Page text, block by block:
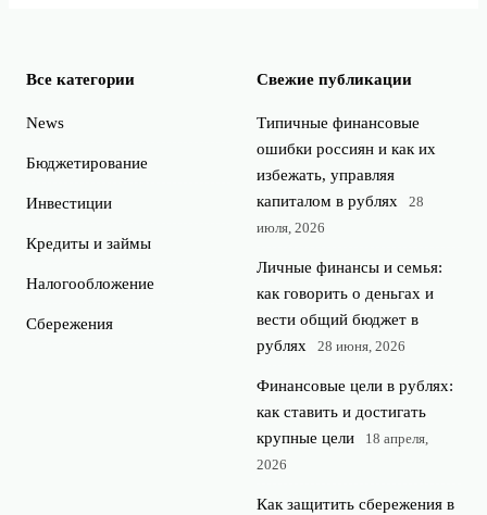
Все категории
News
Бюджетирование
Инвестиции
Кредиты и займы
Налогообложение
Сбережения
Свежие публикации
Типичные финансовые
ошибки россиян и как их
избежать, управляя
капиталом в рублях
28
июля, 2026
Личные финансы и семья:
как говорить о деньгах и
вести общий бюджет в
рублях
28 июня, 2026
Финансовые цели в рублях:
как ставить и достигать
крупные цели
18 апреля,
2026
Как защитить сбережения в